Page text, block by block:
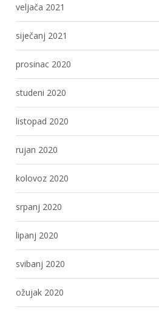
veljača 2021
siječanj 2021
prosinac 2020
studeni 2020
listopad 2020
rujan 2020
kolovoz 2020
srpanj 2020
lipanj 2020
svibanj 2020
ožujak 2020